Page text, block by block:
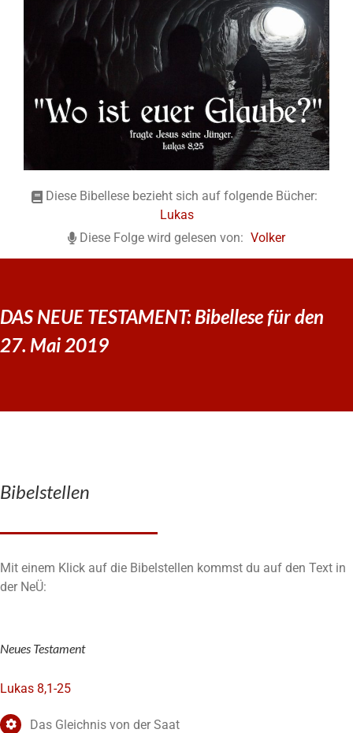
Diese Bibellese bezieht sich auf folgende Bücher:
Lukas
Diese Folge wird gelesen von: Volker
DAS NEUE TESTAMENT: Bibellese für den
27. Mai 2019
Bibelstellen
Mit einem Klick auf die Bibelstellen kommst du auf den Text in
der NeÜ:
Neues Testament
Lukas 8,1-25
Das Gleichnis von der Saat